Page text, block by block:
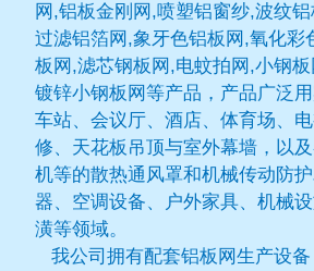
网,铝板金刚网,喷塑铝窗纱,波纹
过滤铝箔网,象牙色铝板网,氧化彩
板网,滤芯钢板网,电蚊拍网,小钢
镀锌小钢板网等产品，产品广泛
车站、会议厅、酒店、体育场、
修、天花板吊顶与室外幕墙，以
机等的散热通风罩和机械传动防
器、空调设备、户外家具、机械
潢等领域。
我公司拥有配套铝板网生产设备